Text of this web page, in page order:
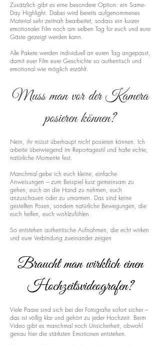
Zusätzlich gibt es eine besondere Option: ein Same-
Day Highlight. Dabei wird bereits aufgenommenes
Material sehr zeitnah bearbeitet, sodass ein kurzer
emotionaler Film noch am selben Tag für euch und eure
Gäste gezeigt werden kann.
Alle Pakete werden individuell an euren Tag angepasst,
damit euer Film eure Geschichte so authentisch und
emotional wie möglich erzählt.
Muss man vor der Kamera
posieren können?
Nein, ihr müsst überhaupt nicht posieren können. Ich
arbeite überwiegend im Reportagestil und halte echte,
natürliche Momente fest.
Manchmal gebe ich euch kleine, einfache
Anweisungen – zum Beispiel kurz gemeinsam zu
gehen, euch an die Hand zu nehmen, euch
anzuschauen oder zu umarmen. Das sind keine
gestellten Posen, sondern natürliche Bewegungen, die
euch helfen, euch wohlzufühlen.
So entstehen authentische Aufnahmen, die echt wirken
und eure Verbindung zueinander zeigen
Braucht man wirklich einen
Hochzeitsvideografen?
Viele Paare sind sich bei der Fotografie sofort sicher –
das ist völlig klar und gehört zu jeder Hochzeit. Beim
Video gibt es manchmal noch Unsicherheit, obwohl
genau hier die stärksten Emotionen entstehen.